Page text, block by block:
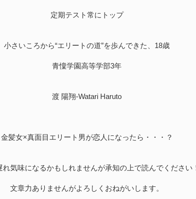
定期テスト常にトップ
小さいころから“エリートの道”を歩んできた、18歳
青懍学園高等学部3年
渡 陽翔-Watari Haruto
金髪女×真面目エリート男が恋人になったら・・・？
れ気味になるかもしれませんが承知の上で読んでください
文章力ありませんがよろしくおねがいします。